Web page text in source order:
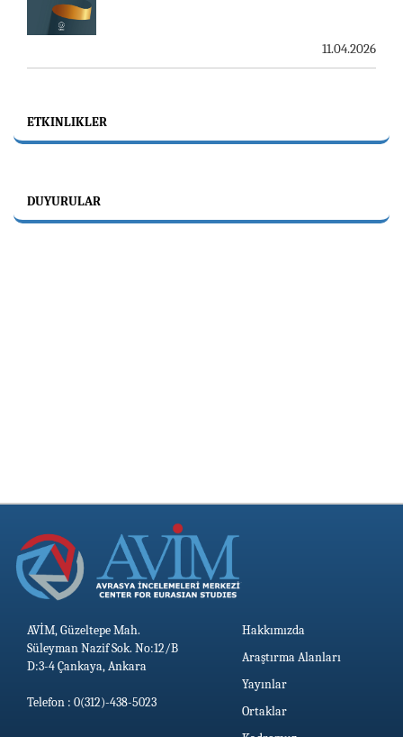
11.04.2026
ETKINLIKLER
DUYURULAR
AVİM, Güzeltepe Mah.
Süleyman Nazif Sok. No:12/B
D:3-4 Çankaya, Ankara
Telefon : 0(312)-438-5023
Hakkımızda
Araştırma Alanları
Yayınlar
Ortaklar